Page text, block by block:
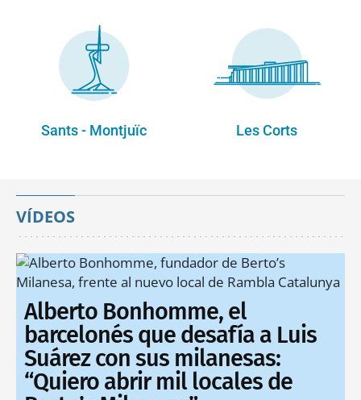
Sants - Montjuïc Les Corts
VÍDEOS
Alberto Bonhomme, el
barcelonés que desafía a Luis
Suárez con sus milanesas:
“Quiero abrir mil locales de